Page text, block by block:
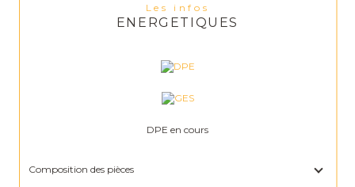
Les infos
ENERGETIQUES
DPE en cours
Composition des pièces